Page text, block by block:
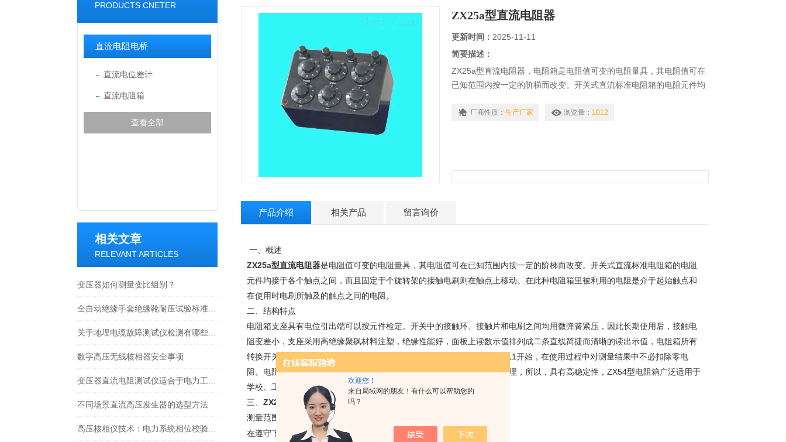
欢迎您！
来自局域网的朋友！有什么可以帮助您的
吗？
PRODUCTS CNETER
直流电阻电桥
直流电位差计
直流电阻箱
查看全部
相关文章
RELEVANT ARTICLES
变压器如何测量变比组别？
数字高压无线核相器安全事项
不同场景直流高压发生器的选型方法
ZX25a型直流电阻器
更新时间： 2025-11-11
简要描述：
ZX25a型直流电阻器，电阻箱是电阻值可变的电阻量具，其电阻值可在
已知范围内按一定的阶梯而改变。开关式直流标准电阻箱的电阻元件均
厂商性质： 生产厂家 浏览量： 1012
产品介绍 相关产品 留言询价
一、概述
ZX25a型直流电阻器是电阻值可变的电阻量具，其电阻值可在已知范围内按一定的阶梯而改变。开关式直流标准电阻箱的电阻
元件均接于各个触点之间，而且固定于个旋转架的接触电刷则在触点上移动。在此种电阻箱里被利用的电阻是介于起始触点和
在使用时电刷所触及的触点之间的电阻。
二、 结构特点
电阻箱支座具有电位引出端可以按元件检定。开关中的接触环、接触片和电刷之间均用微弹簧紧压，因此长期使用后，接触电
阻变差小，支座采用高绝缘聚砜材料注塑，绝缘性能好，面板上读数示值排列成二条直线简捷而清晰的读出示值，电阻箱所有
转换开关放在零位时，零电阻为0.01欧姆。因此，*小步进开关无零位，从1开始，在使用过程中对测量结果中不必扣除零电
阻。电阻元件采用高稳定锰铜合金丝绕制在陶瓷管上，经过严格的工艺处理，所以，具有高稳定性，ZX54型电阻箱广泛适用于
学校、工矿企业和科研单位作测量和其它实验之用。
三、 ZX25a型直流电阻器 技术指标
测量范围：0.01-----11111.1欧姆；
在遵守下列使用条件时，电阻箱的误差不会超过表1允许的基本误差；